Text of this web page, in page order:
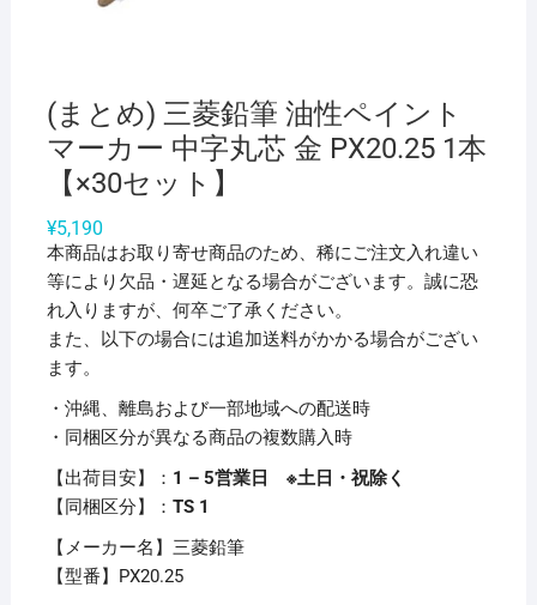
(まとめ) 三菱鉛筆 油性ペイント
マーカー 中字丸芯 金 PX20.25 1本
【×30セット】
¥5,190
本商品はお取り寄せ商品のため、稀にご注文入れ違い
等により欠品・遅延となる場合がございます。誠に恐
れ入りますが、何卒ご了承ください。
また、以下の場合には追加送料がかかる場合がござい
ます。
・沖縄、離島および一部地域への配送時
・同梱区分が異なる商品の複数購入時
【出荷目安】： 1 – 5営業日 ※土日・祝除く
【同梱区分】： TS 1
【メーカー名】三菱鉛筆
【型番】PX20.25